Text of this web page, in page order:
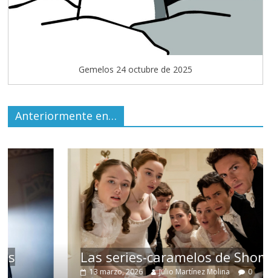
Gemelos 24 octubre de 2025
Anteriormente en…
Las series-caramelos de Shondaland
13 marzo, 2026 Julio Martínez Molina 0